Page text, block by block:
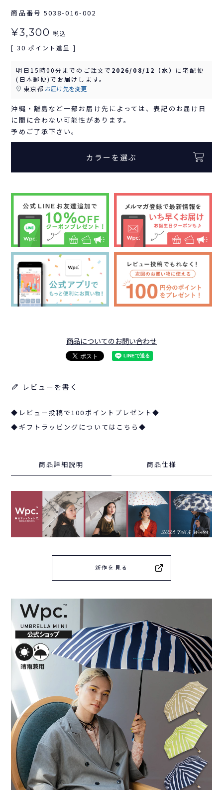
商品番号 5038-016-002
¥3,300 税込
[ 30 ポイント進呈 ]
明日 15時00分 までのご注文で 2026/08/12（水） に宅配便
(日本郵便)でお届けします。
東京都 お届け先を変更
沖縄・離島など一部お届け先によっては、表記のお届け日
に間に合わない可能性があります。
予めご了承下さい。
カラーを選ぶ
商品についてのお問い合わせ
レビューを書く
◆レビュー投稿で100ポイントプレゼント◆
◆ギフトラッピングについてはこちら◆
商品詳細説明 商品仕様
新作を見る